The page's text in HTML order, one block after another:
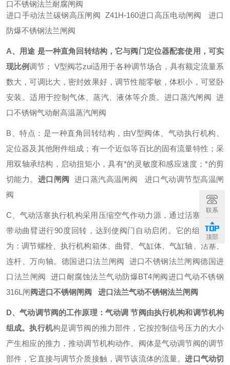
口不锈钢法兰耐腐闸阀
进口手动法兰碳钢高压闸阀 Z41H-160进口高压电动闸阀 进口
防爆不锈钢法兰闸阀
A、用途 是一种直角回转结构，它与阀门定位器配套使用，可实
现比例调节； V型阀芯zui适用于各种调节场合，具有额定流量系
数大，可调比大，密封效果好，调节性能零敏，体积小，可竖卧
安装。适用于控制气体、蒸汽、液体等介质。进口蒸汽闸阀 进
口不锈钢气动耐高温蒸汽闸阀
B、特点：是一种直角回转结构，由V型阀体、气动执行机构、
定位器及其他附件组成；有一个近似等百比的固有流量特性；采
用双轴承结构，启动扭矩小，具有*的灵敏度和感应速度；*的剪
切能力。 进口闸阀 进口蒸汽高温闸阀 进口气动调节型高温闸
阀
C、气动活塞执行机构采用压缩空气作动力源，通过活塞的运动
带动曲臂进行90度回转，达到使阀门自动启闭。它的组成部分
为：调节螺栓、执行机构箱体、曲臂、气缸体、气缸轴、活塞、
连杆、万向轴。德国进口法兰闸阀 进口不锈钢法兰闸阀德国进
口法兰闸阀 进口耐腐蚀法兰气动防爆BT4闸阀进口气动不锈钢
316L闸阀进口不锈钢闸阀 进口法兰气动不锈钢法兰闸阀
D、气动调节阀的工作原理：气动调 节阀由执行机构和调节机构
组成。执行机构是调节阀的推力部件，它按控制信号压力的大小
产生相应的推力，推动调节机构动作。阀体是气动调节阀的调节
部件，它直接与调节介质接触，调节该流体的流量。进口气动切
联系
顶部